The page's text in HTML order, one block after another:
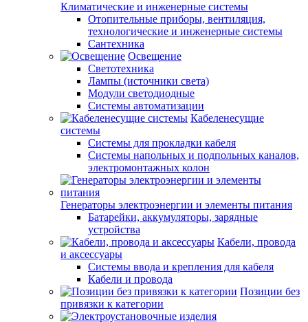
Климатические и инженерные системы
Отопительные приборы, вентиляция,
технологические и инженерные системы
Сантехника
Освещение
Светотехника
Лампы (источники света)
Модули светодиодные
Системы автоматизации
Кабеленесущие
системы
Системы для прокладки кабеля
Системы напольных и подпольных каналов,
электромонтажных колон
Генераторы электроэнергии и элементы питания
Батарейки, аккумуляторы, зарядные
устройства
Кабели, провода
и аксессуары
Системы ввода и крепления для кабеля
Кабели и провода
Позиции без
привязки к категории